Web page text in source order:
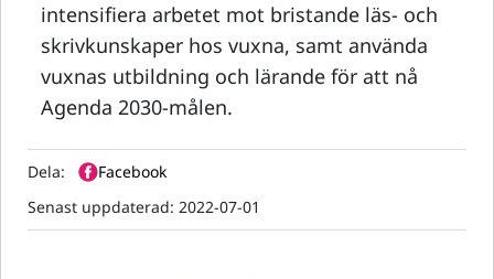
intensifiera arbetet mot bristande läs- och
skrivkunskaper hos vuxna, samt använda
vuxnas utbildning och lärande för att nå
Agenda 2030-målen.
Dela:
Facebook
Senast uppdaterad: 2022-07-01